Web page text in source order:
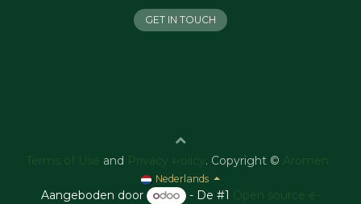
GET IN TOUCH
Terms of Use and Privacy Policy . Copyright © Aromen
Nederlands
Aangeboden door - De #1 Open source e-